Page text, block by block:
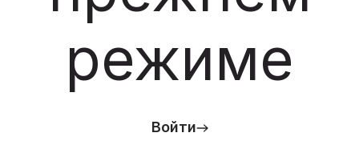
режиме
Войти